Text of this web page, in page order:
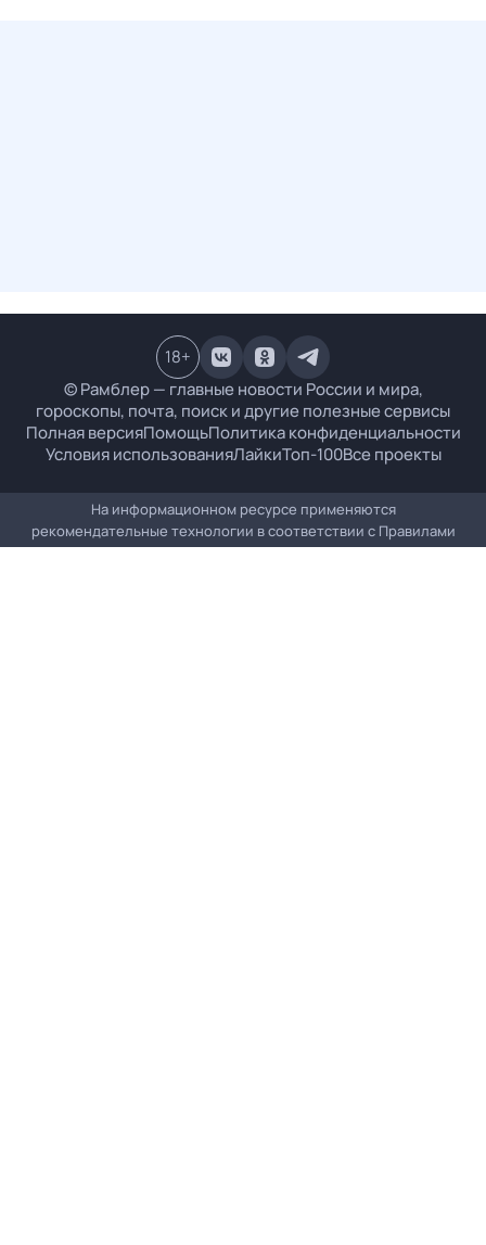
© Рамблер — главные новости России и мира,
гороскопы, почта, поиск и другие полезные сервисы
Полная версияПомощьПолитика конфиденциальности
Условия использованияЛайкиТоп-100Все проекты
18+
На информационном ресурсе применяются
рекомендательные технологии в соответствии с Правилами